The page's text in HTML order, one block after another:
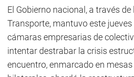
El Gobierno nacional, a través
Transporte, mantuvo este
cámaras empresarias de
intentar destrabar la crisis
encuentro, enmarcado en